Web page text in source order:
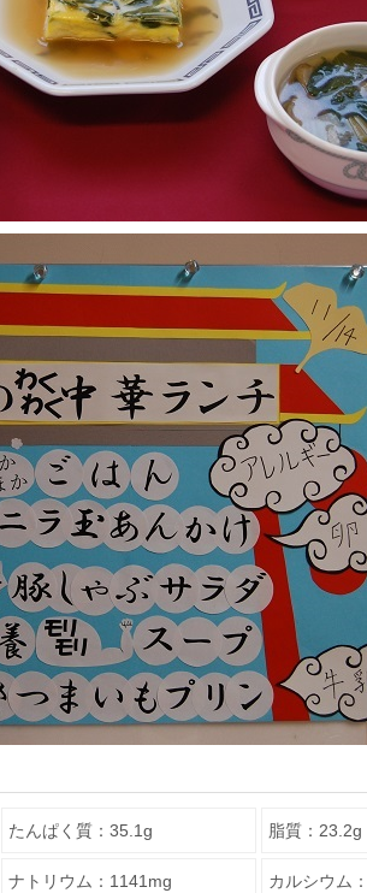
たんぱく質：35.1g 脂質：23.2g
ナトリウム：1141mg カルシウム